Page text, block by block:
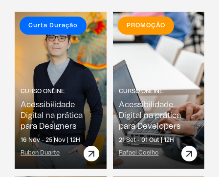
CURSO ONLINE
Acessibilidade
Digital na prática
para Designers
16 Nov - 25 Nov | 12H
Ruben Duarte
Curta Duração
CURSO ONLINE
Acessibilidade
Digital na prática
para Developers
21 Set - 01 Out |12H
Rafael Coelho
PROMOÇÃO